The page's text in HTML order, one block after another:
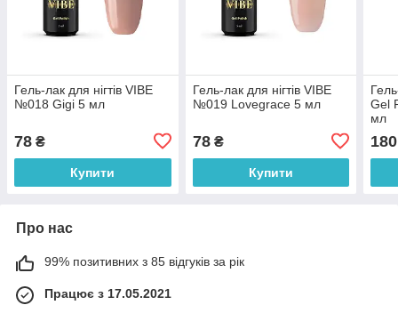
Гель-лак для нігтів VIBE
№018 Gigi 5 мл
78 ₴
Купити
Гель-лак для нігтів VIBE
№019 Lovegrace 5 мл
78₴
Купити
Gel
мл
180
Про нас
99% позитивних з 85 відгуків за рік
Працює з 17.05.2021